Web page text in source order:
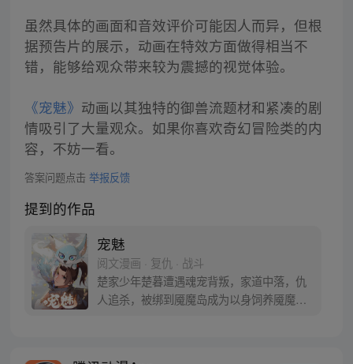
虽然具体的画面和音效评价可能因人而异，但根
据预告片的展示，动画在特效方面做得相当不
错，能够给观众带来较为震撼的视觉体验。
《宠魅》 动画以其独特的御兽流题材和紧凑的剧
情吸引了大量观众。如果你喜欢奇幻冒险类的内
容，不妨一看。
答案问题点击 举报反馈
提到的作品
宠魅
阅文漫画 · 复仇 · 战斗
楚家少年楚暮遭遇魂宠背叛，家道中落，仇
人追杀，被绑到魇魔岛成为以身饲养魇魔的